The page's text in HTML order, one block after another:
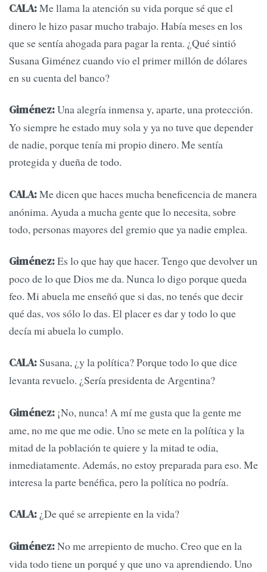
CALA:Me llama la atención su vida porque sé que el
dinero le hizo pasar mucho trabajo. Había meses en los
que se sentía ahogada para pagar la renta. ¿Qué sintió
Susana Giménez cuando vio el primer millón de dólares
en su cuenta del banco?
Giménez:Una alegría inmensa y, aparte, una protección.
Yo siempre he estado muy sola y ya no tuve que depender
de nadie, porque tenía mi propio dinero. Me sentía
protegida y dueña de todo.
CALA:Me dicen que haces mucha beneficencia de manera
anónima. Ayuda a mucha gente que lo necesita, sobre
todo, personas mayores del gremio que ya nadie emplea.
Giménez:Es lo que hay que hacer. Tengo que devolver un
poco de lo que Dios me da. Nunca lo digo porque queda
feo. Mi abuela me enseñó que si das, no tenés que decir
qué das, vos sólo lo das. El placer es dar y todo lo que
decía mi abuela lo cumplo.
CALA:Susana, ¿y la política? Porque todo lo que dice
levanta revuelo. ¿Sería presidenta de Argentina?
Giménez: ¡No, nunca! A mí me gusta que la gente me
ame, no me que me odie. Uno se mete en la política y la
mitad de la población te quiere y la mitad te odia,
inmediatamente. Además, no estoy preparada para eso. Me
interesa la parte benéfica, pero la política no podría.
CALA: ¿De qué se arrepiente en la vida?
Giménez:No me arrepiento de mucho. Creo que en la
vida todo tiene un porqué y que uno va aprendiendo. Uno